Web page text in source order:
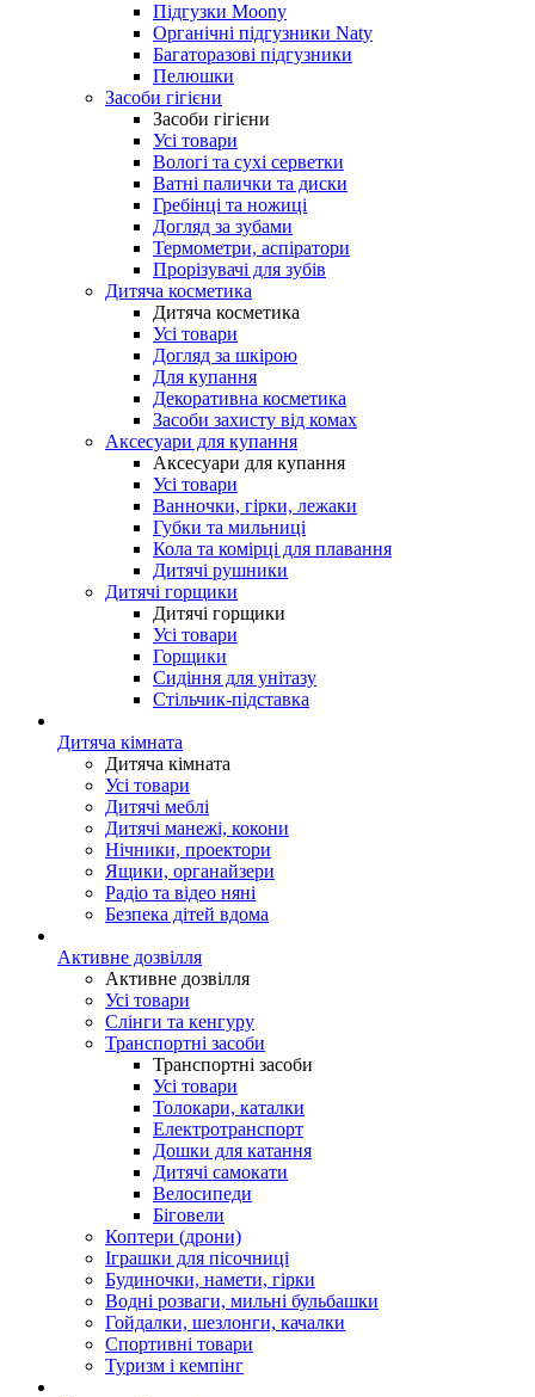
Підгузки Moony
Органічні підгузники Naty
Багаторазові підгузники
Пелюшки
Засоби гігієни
Засоби гігієни
Усі товари
Вологі та сухі серветки
Ватні палички та диски
Гребінці та ножиці
Догляд за зубами
Термометри, аспіратори
Прорізувачі для зубів
Дитяча косметика
Дитяча косметика
Усі товари
Догляд за шкірою
Для купання
Декоративна косметика
Засоби захисту від комах
Аксесуари для купання
Аксесуари для купання
Усі товари
Ванночки, гірки, лежаки
Губки та мильниці
Кола та комірці для плавання
Дитячі рушники
Дитячі горщики
Дитячі горщики
Усі товари
Горщики
Сидіння для унітазу
Стільчик-підставка
Дитяча кімната
Дитяча кімната
Усі товари
Дитячі меблі
Дитячі манежі, кокони
Нічники, проектори
Ящики, органайзери
Радіо та відео няні
Безпека дітей вдома
Активне дозвілля
Активне дозвілля
Усі товари
Слінги та кенгуру
Транспортні засоби
Транспортні засоби
Усі товари
Толокари, каталки
Електротранспорт
Дошки для катання
Дитячі самокати
Велосипеди
Біговели
Коптери (дрони)
Іграшки для пісочниці
Будиночки, намети, гірки
Водні розваги, мильні бульбашки
Гойдалки, шезлонги, качалки
Спортивні товари
Туризм і кемпінг